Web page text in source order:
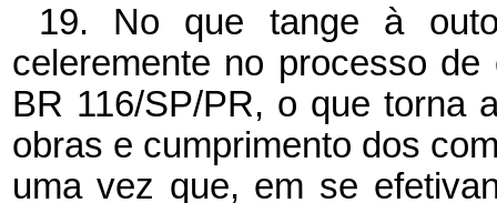
19. No que tange à
celeremente no processo
BR 116/SP/PR, o que torna
obras e cumprimento dos
uma vez que, em se